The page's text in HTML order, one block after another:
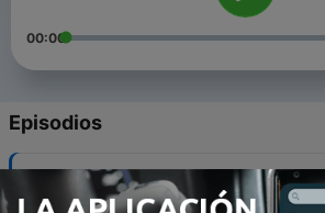
00:00
Episodios
29 - ¿De qué va el podcast?
13 oct. 2020